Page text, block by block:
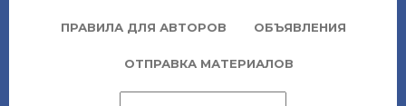
ПРАВИЛА ДЛЯ АВТОРОВ ОБЪЯВЛЕНИЯ
ОТПРАВКА МАТЕРИАЛОВ